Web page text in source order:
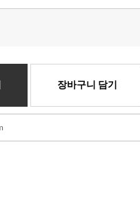
장바구니 담기